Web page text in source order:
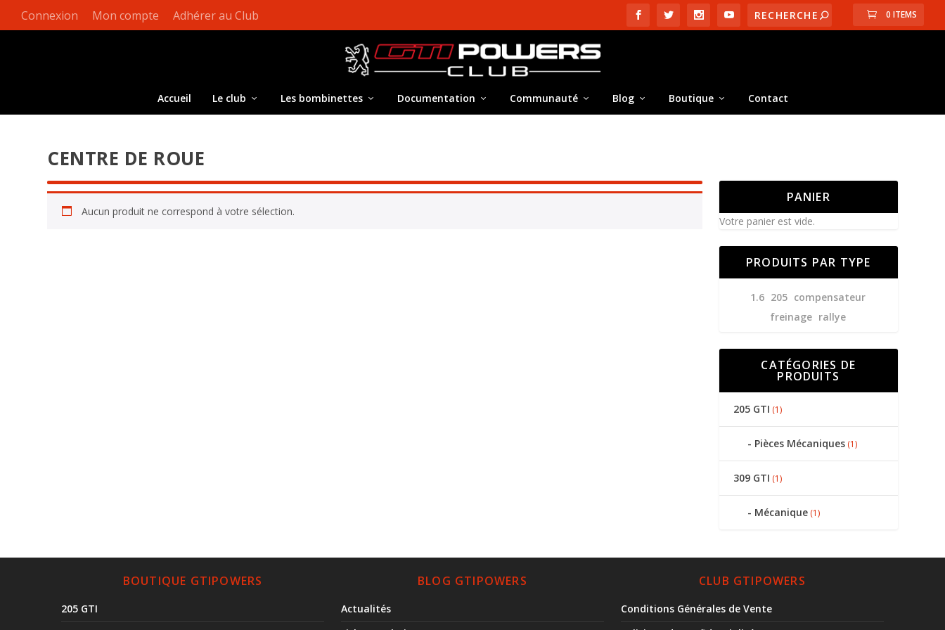
Connexion Mon compte Adhérer au Club 0 ITEMS
Accueil Le club Les bombinettes Documentation Communauté Blog Boutique Contact
CENTRE DE ROUE
Aucun produit ne correspond à votre sélection.
PANIER
Votre panier est vide.
PRODUITS PAR TYPE
1.6 205 compensateur
freinage rallye
CATÉGORIES DE
PRODUITS
205 GTI (1)
Pièces Mécaniques (1)
309 GTI (1)
Mécanique (1)
BOUTIQUE GTIPOWERS
205 GTI
BLOG GTIPOWERS
Actualités
CLUB GTIPOWERS
Conditions Générales de Vente